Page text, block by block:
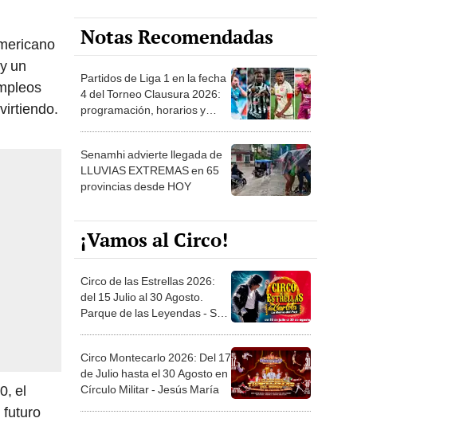
un
el
futuro
Notas Recomendadas
Partidos de Liga 1 en la fecha
4 del Torneo Clausura 2026:
programación, horarios y
Senamhi advierte llegada de
LLUVIAS EXTREMAS en 65
provincias desde HOY
¡Vamos al Circo!
Circo de las Estrellas 2026:
del 15 Julio al 30 Agosto.
Parque de las Leyendas - San
Circo Montecarlo 2026: Del 17
de Julio hasta el 30 Agosto en
Círculo Militar - Jesús María